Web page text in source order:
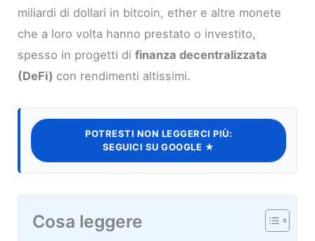
miliardi di dollari in bitcoin, ether e altre monete
che a loro volta hanno prestato o investito,
spesso in progetti difinanza decentralizzata
(DeFi) con rendimenti altissimi.
POTRESTI NON LEGGERCI PIÙ:
SEGUICI SU GOOGLE ★
Cosa leggere